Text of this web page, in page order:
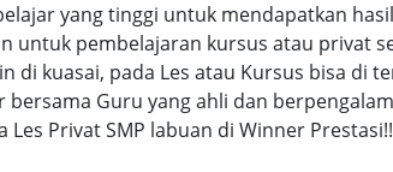
yang tinggi untuk mendapatkan hasil
untuk pembelajaran kursus atau privat
kuasai, pada Les atau Kursus bisa di
Guru yang ahli dan
Privat SMP labuan di Winner